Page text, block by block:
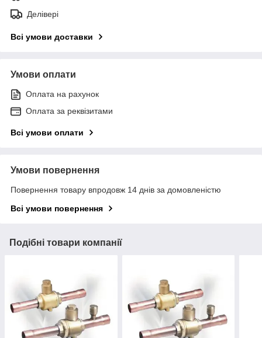
Делівері
Всі умови доставки
Умови оплати
Оплата на рахунок
Оплата за реквізитами
Всі умови оплати
Умови повернення
Повернення товару впродовж 14 днів за домовленістю
Всі умови повернення
Подібні товари компанії